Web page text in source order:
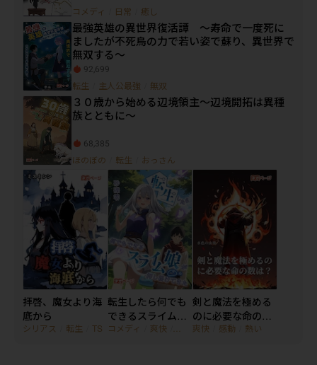
コメディ 日常 癒し
最強英雄の異世界復活譚 ～寿命で一度死に
ましたが不死鳥の力で若い姿で蘇り、異世界で
無双する～
92,699
転生 主人公最強 無双
３０歳から始める辺境領主～辺境開拓は異種
族とともに～
68,385
ほのぼの 転生 おっさん
拝啓、魔女より海
底から
シリアス 転生 TS
転生したら何でも
できるスライム娘
が押し掛けてきた
コメディ 爽快
剣と魔法を極める
のに必要な命の数
は？
爽快 感動 熱い